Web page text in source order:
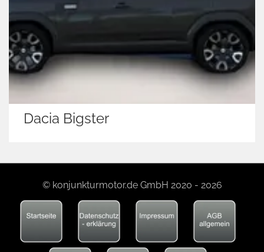
Dacia Bigster
© konjunkturmotor.de GmbH 2020 - 2026